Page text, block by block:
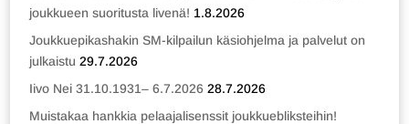
joukkueen suoritusta livenä! 1.8.2026
Joukkuepikashakin SM-kilpailun käsiohjelma ja palvelut on
julkaistu 29.7.2026
Iivo Nei 31.10.1931– 6.7.2026 28.7.2026
Muistakaa hankkia pelaajalisenssit joukkuebliksteihin!